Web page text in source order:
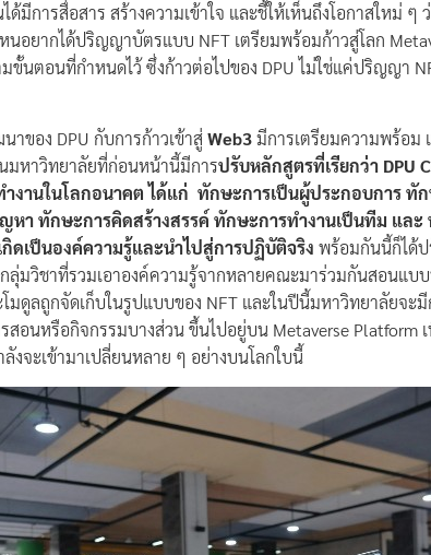
ด้มีการสื่อสาร สร้างความเข้าใจ และชี้ให้เห็นถึงโอกาสใหม่
อยากได้ปริญญาบัตรแบบ NFT เตรียมพร้อมก้าวสู่โลก
ขั้นตอนที่กำหนดไว้ ซึ่งก้าวต่อไปของ DPU ไม่ใช่แค่ปริญญา
าของ DPU กับการก้าวเข้าสู่Web3มีการเตรียมความพร้อม
มหาวิทยาลัยที่ก่อนหน้านี้มีการปรับหลักสูตรที่เรียกว่า
ำงานในโลกอนาคต ได้แก่ ทักษะการเป็นผู้ประกอบการ ทั
หา ทักษะการคิดสร้างสรรค์ ทักษะการทำงานเป็นทีม และ
กิดเป็นองค์ความรู้และนำไปสู่การปฏิบัติจริง พร้อมกันนี้ก็ได้ป
ลุ่มวิชาที่รวมเอาองค์ความรู้จากหลายคณะมาร่วมกันสอนแ
โมดูลถูกจัดเก็บในรูปแบบของ NFT และในปีนี้มหาวิทยาลัยจ
สอนหรือกิจกรรมบางส่วน ขึ้นไปอยู่บน Metaverse Platform
ลังจะเข้ามาเปลี่ยนหลาย ๆ อย่างบนโลกใบนี้